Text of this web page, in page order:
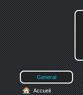
General
Accueil